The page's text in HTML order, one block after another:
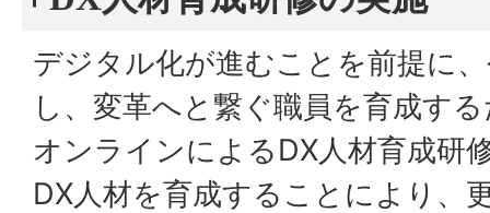
デジタル化が進むことを前提に
し、変革へと繋ぐ職員を育成す
オンラインによるDX人材育成研
DX人材を育成することにより、